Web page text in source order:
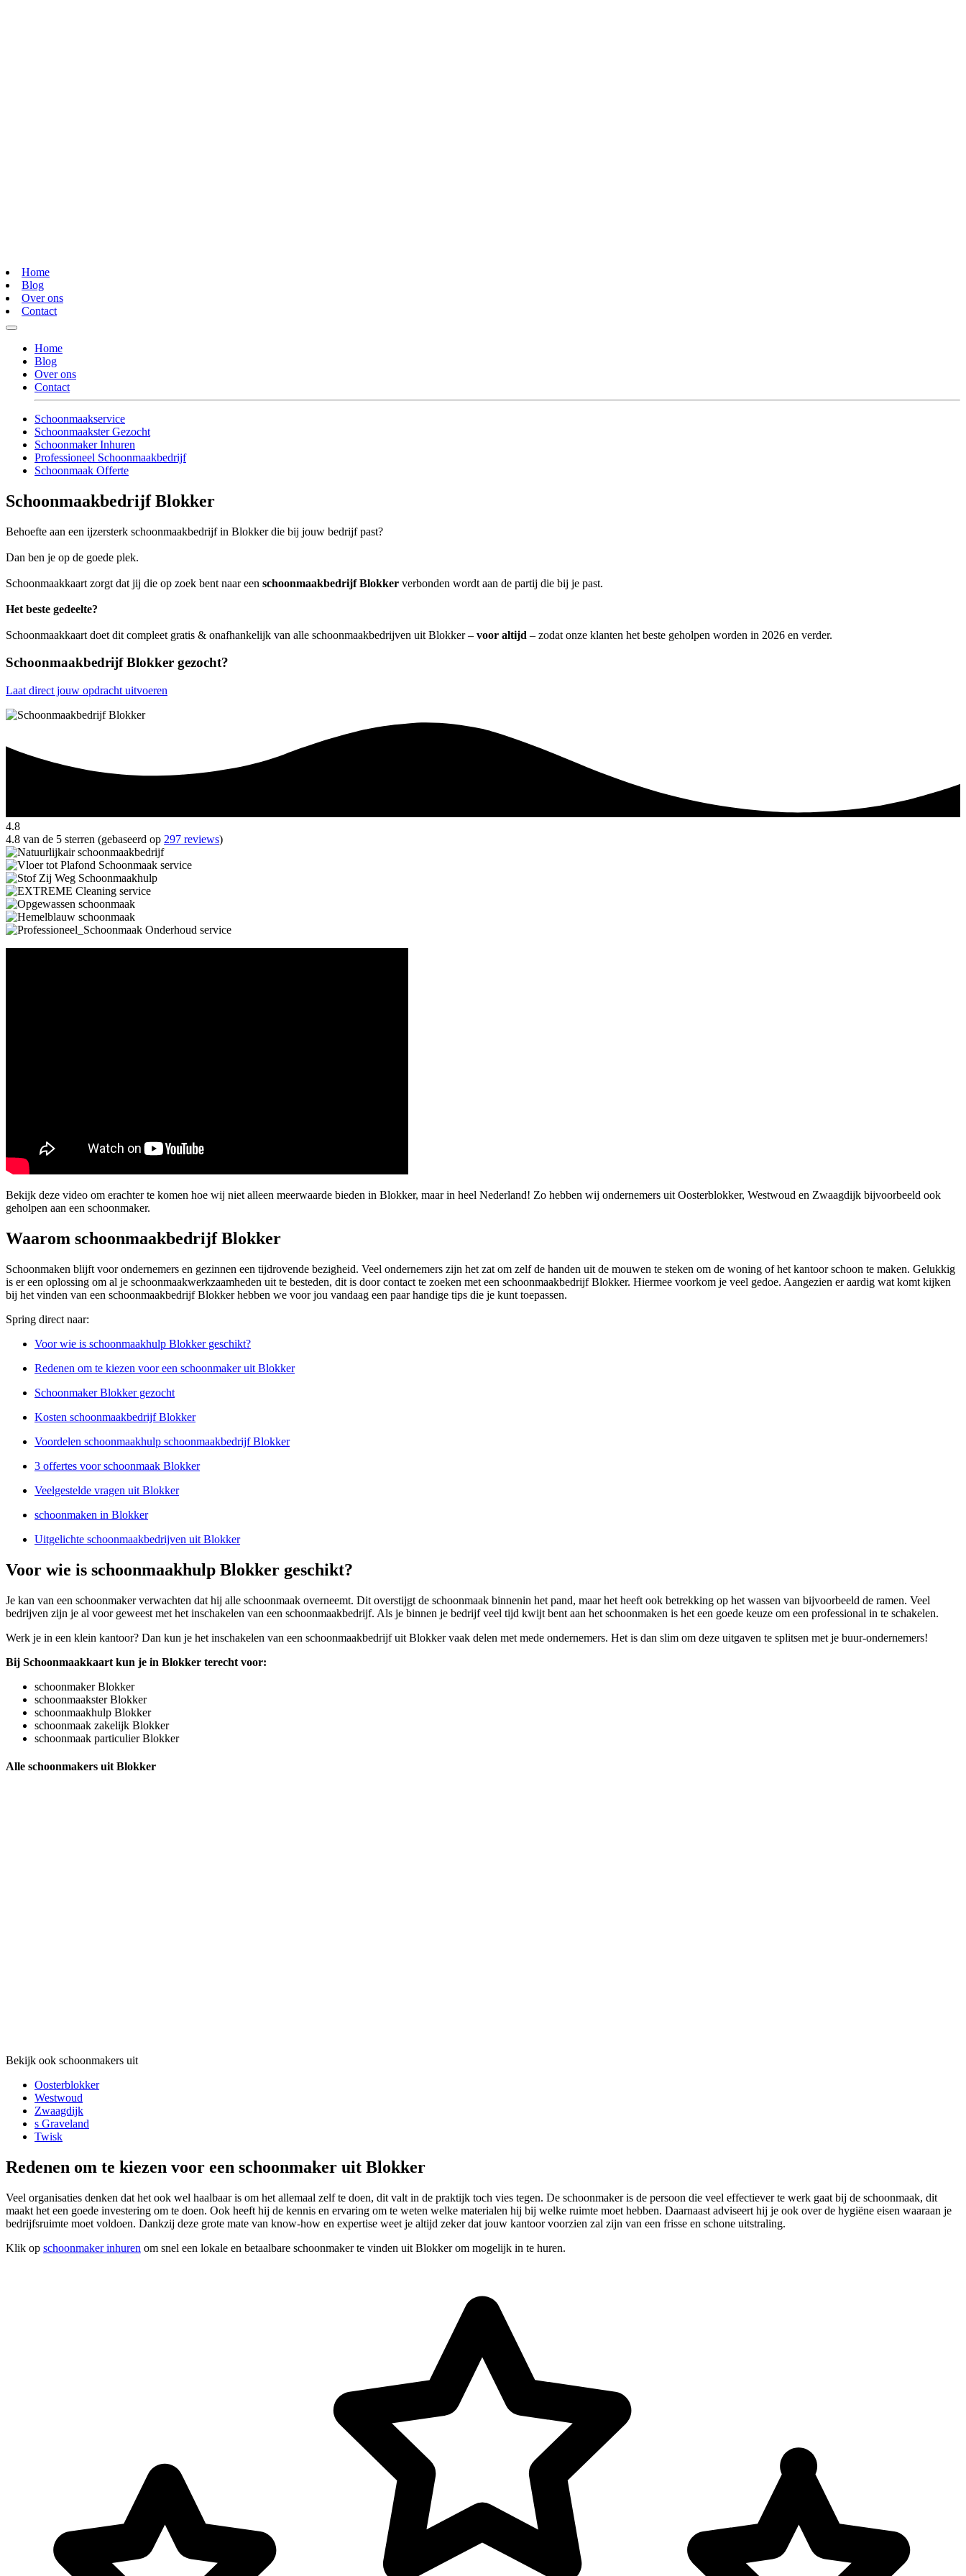
Home
Blog
Over ons
Contact
Home
Blog
Over ons
Contact
Schoonmaakservice
Schoonmaakster Gezocht
Schoonmaker Inhuren
Professioneel Schoonmaakbedrijf
Schoonmaak Offerte
Schoonmaakbedrijf Blokker
Behoefte aan een ijzersterk schoonmaakbedrijf in Blokker die bij jouw bedrijf past?
Dan ben je op de goede plek.
Schoonmaakkaart zorgt dat jij die op zoek bent naar een schoonmaakbedrijf Blokker verbonden wordt aan de partij die bij je past.
Het beste gedeelte?
Schoonmaakkaart doet dit compleet gratis & onafhankelijk van alle schoonmaakbedrijven uit Blokker – voor altijd – zodat onze klanten het beste geholpen worden in 2026 en verder.
Schoonmaakbedrijf Blokker gezocht?
Laat direct jouw opdracht uitvoeren
4.8
4.8 van de 5 sterren (gebaseerd op 297 reviews)
Bekijk deze video om erachter te komen hoe wij niet alleen meerwaarde bieden in Blokker, maar in heel Nederland! Zo hebben wij ondernemers uit Oosterblokker, Westwoud en Zwaagdijk bijvoorbeeld ook
geholpen aan een schoonmaker.
Waarom schoonmaakbedrijf Blokker
Schoonmaken blijft voor ondernemers en gezinnen een tijdrovende bezigheid. Veel ondernemers zijn het zat om zelf de handen uit de mouwen te steken om de woning of het kantoor schoon te maken. Gelukkig
is er een oplossing om al je schoonmaakwerkzaamheden uit te besteden, dit is door contact te zoeken met een schoonmaakbedrijf Blokker. Hiermee voorkom je veel gedoe. Aangezien er aardig wat komt kijken
bij het vinden van een schoonmaakbedrijf Blokker hebben we voor jou vandaag een paar handige tips die je kunt toepassen.
Spring direct naar:
Voor wie is schoonmaakhulp Blokker geschikt?
Redenen om te kiezen voor een schoonmaker uit Blokker
Schoonmaker Blokker gezocht
Kosten schoonmaakbedrijf Blokker
Voordelen schoonmaakhulp schoonmaakbedrijf Blokker
3 offertes voor schoonmaak Blokker
Veelgestelde vragen uit Blokker
schoonmaken in Blokker
Uitgelichte schoonmaakbedrijven uit Blokker
Voor wie is schoonmaakhulp Blokker geschikt?
Je kan van een schoonmaker verwachten dat hij alle schoonmaak overneemt. Dit overstijgt de schoonmaak binnenin het pand, maar het heeft ook betrekking op het wassen van bijvoorbeeld de ramen. Veel
bedrijven zijn je al voor geweest met het inschakelen van een schoonmaakbedrijf. Als je binnen je bedrijf veel tijd kwijt bent aan het schoonmaken is het een goede keuze om een professional in te schakelen.
Werk je in een klein kantoor? Dan kun je het inschakelen van een schoonmaakbedrijf uit Blokker vaak delen met mede ondernemers. Het is dan slim om deze uitgaven te splitsen met je buur-ondernemers!
Bij Schoonmaakkaart kun je in Blokker terecht voor:
schoonmaker Blokker
schoonmaakster Blokker
schoonmaakhulp Blokker
schoonmaak zakelijk Blokker
schoonmaak particulier Blokker
Alle schoonmakers uit Blokker
Bekijk ook schoonmakers uit
Oosterblokker
Westwoud
Zwaagdijk
s Graveland
Twisk
Redenen om te kiezen voor een schoonmaker uit Blokker
Veel organisaties denken dat het ook wel haalbaar is om het allemaal zelf te doen, dit valt in de praktijk toch vies tegen. De schoonmaker is de persoon die veel effectiever te werk gaat bij de schoonmaak, dit
maakt het een goede investering om te doen. Ook heeft hij de kennis en ervaring om te weten welke materialen hij bij welke ruimte moet hebben. Daarnaast adviseert hij je ook over de hygiëne eisen waaraan je
bedrijfsruimte moet voldoen. Dankzij deze grote mate van know-how en expertise weet je altijd zeker dat jouw kantoor voorzien zal zijn van een frisse en schone uitstraling.
Klik op schoonmaker inhuren om snel een lokale en betaalbare schoonmaker te vinden uit Blokker om mogelijk in te huren.